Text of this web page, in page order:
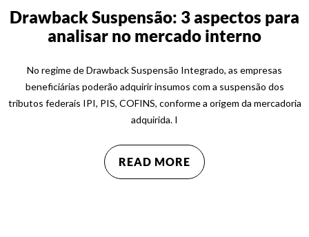
Drawback Suspensão: 3 aspectos para
analisar no mercado interno
No regime de Drawback Suspensão Integrado, as empresas
beneficiárias poderão adquirir insumos com a suspensão dos
tributos federais IPI, PIS, COFINS, conforme a origem da mercadoria
adquirida. I
READ MORE